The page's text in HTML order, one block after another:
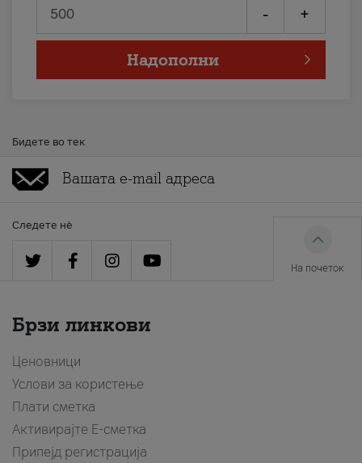
- +
Надополни
Бидете во тек
Следете нè
На почеток
Брзи линкови
Ценовници
Услови за користење
Плати сметка
Активирајте Е-сметка
Припејд регистрација